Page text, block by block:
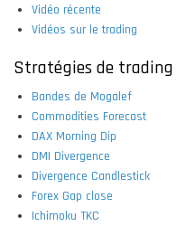
Vidéo récente
Vidéos sur le trading
Stratégies de trading
Bandes de Mogalef
Commodities Forecast
DAX Morning Dip
DMI Divergence
Divergence Candlestick
Forex Gap close
Ichimoku TKC